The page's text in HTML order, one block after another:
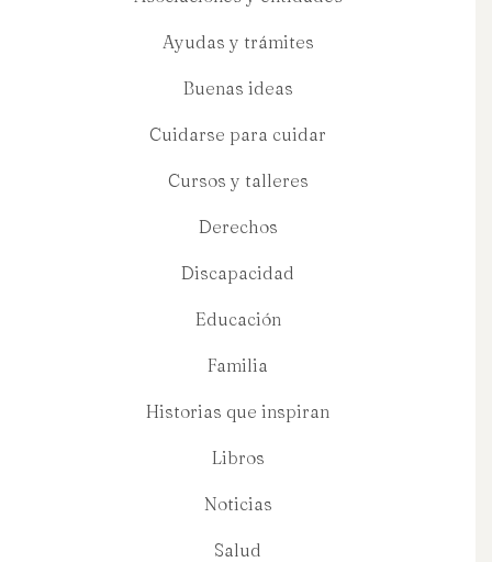
Ayudas y trámites
Buenas ideas
Cuidarse para cuidar
Cursos y talleres
Derechos
Discapacidad
Educación
Familia
Historias que inspiran
Libros
Noticias
Salud